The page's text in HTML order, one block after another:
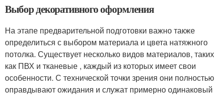
Выбор декоративного оформления
На этапе предварительной подготовки важно также
определиться с выбором материала и цвета натяжного
потолка. Существует несколько видов материалов, таких
как ПВХ и тканевые , каждый из которых имеет свои
особенности. С технической точки зрения они полностью
оправдывают ожидания и служат примерно одинаковый